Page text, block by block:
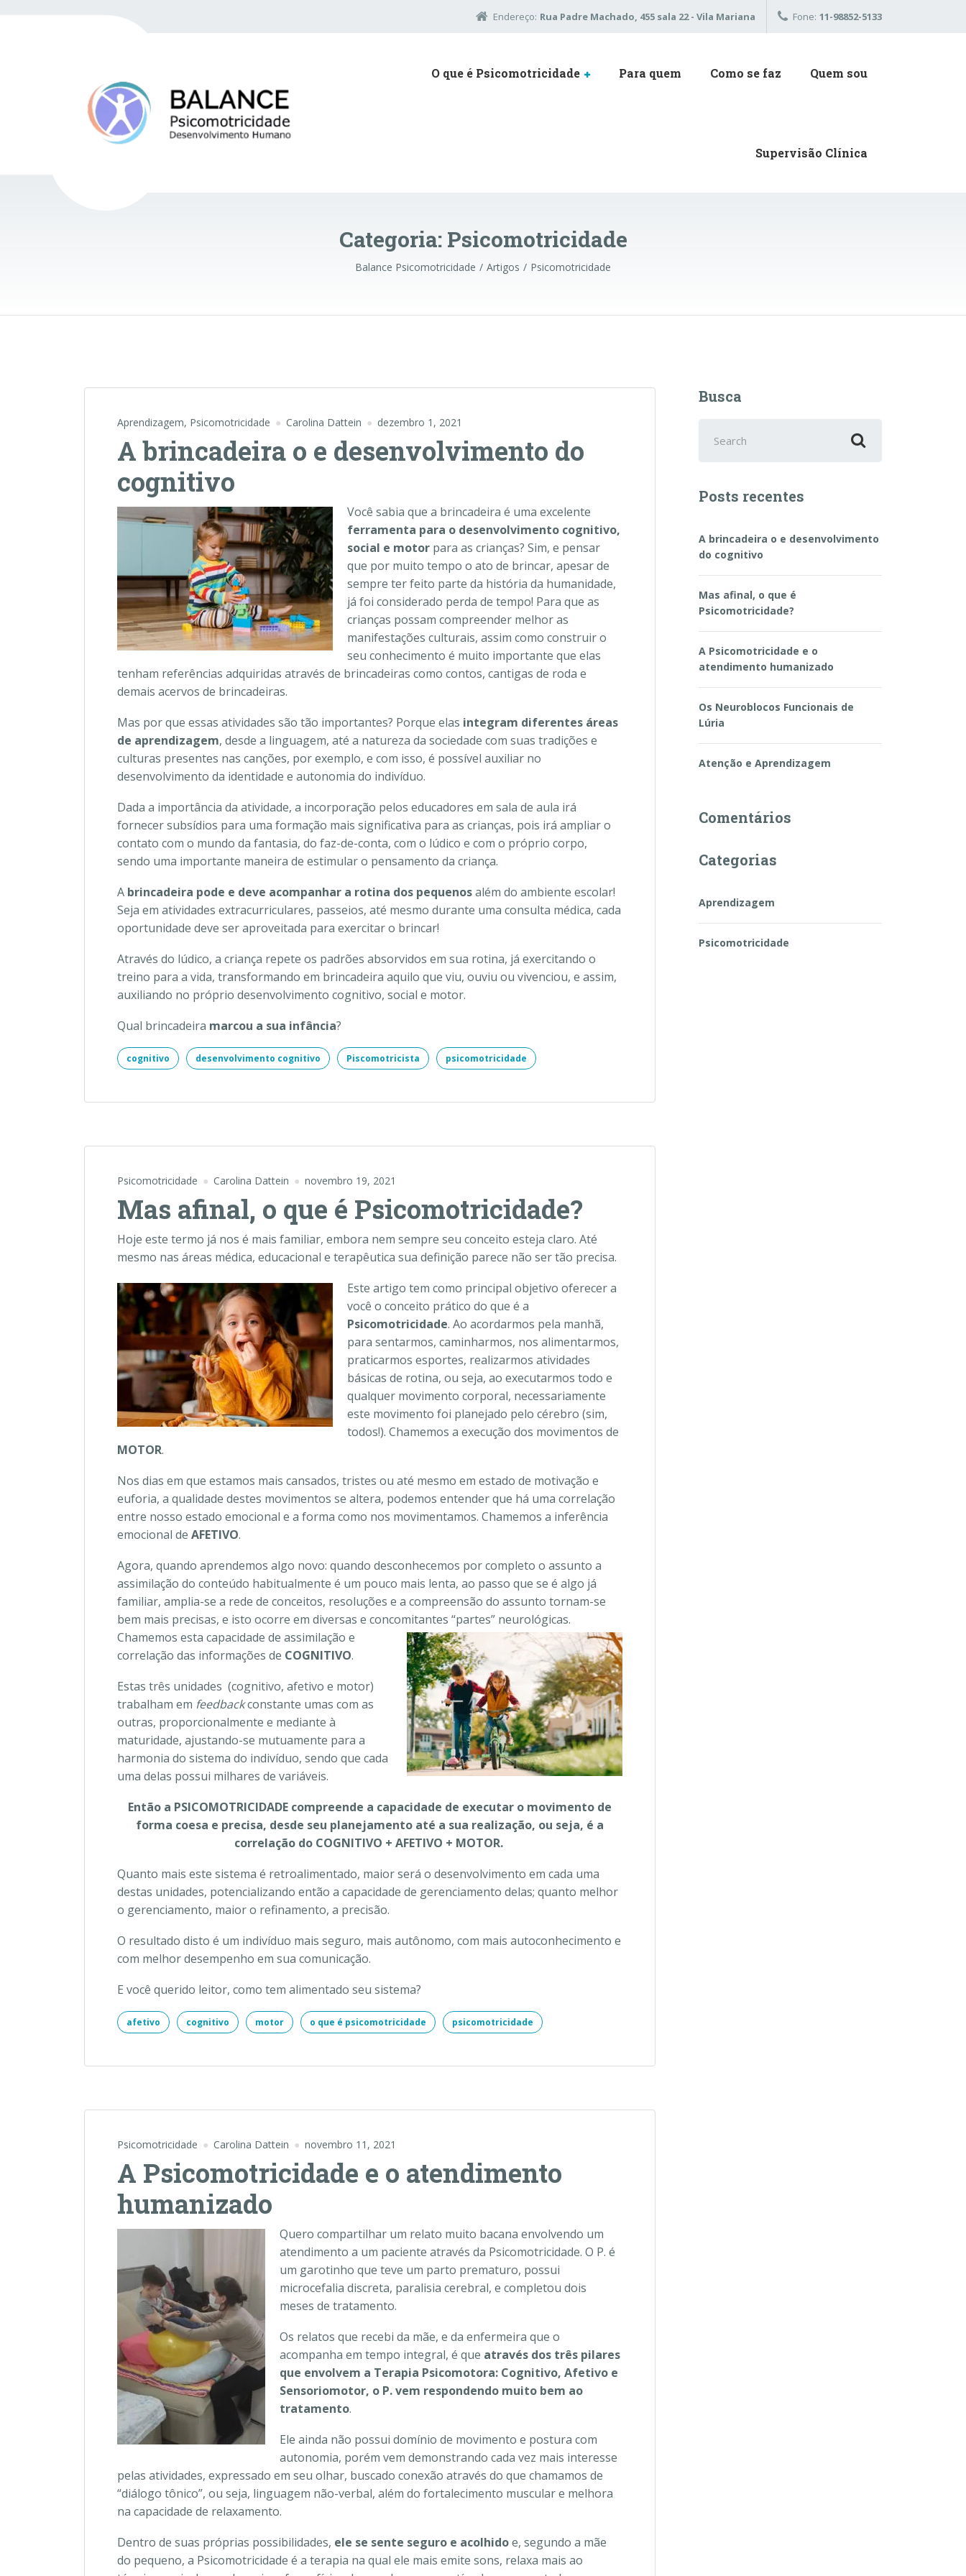
Endereço: Rua Padre Machado, 455 sala 22 - Vila Mariana Fone: 11-98852-5133
O que é Psicomotricidade Para quem Como se faz Quem sou
Supervisão Clínica
Categoria: Psicomotricidade
Balance Psicomotricidade Artigos Psicomotricidade
Aprendizagem, Psicomotricidade Carolina Dattein dezembro 1, 2021
A brincadeira o e desenvolvimento do
cognitivo
Você sabia que a brincadeira é uma excelente
ferramenta para o desenvolvimento cognitivo,
social e motor para as crianças? Sim, e pensar
que por muito tempo o ato de brincar, apesar de
sempre ter feito parte da história da humanidade,
já foi considerado perda de tempo! Para que as
crianças possam compreender melhor as
manifestações culturais, assim como construir o
seu conhecimento é muito importante que elas
tenham referências adquiridas através de brincadeiras como contos, cantigas de roda e
demais acervos de brincadeiras.
Mas por que essas atividades são tão importantes? Porque elas integram diferentes áreas
de aprendizagem, desde a linguagem, até a natureza da sociedade com suas tradições e
culturas presentes nas canções, por exemplo, e com isso, é possível auxiliar no
desenvolvimento da identidade e autonomia do indivíduo.
Dada a importância da atividade, a incorporação pelos educadores em sala de aula irá
fornecer subsídios para uma formação mais significativa para as crianças, pois irá ampliar o
contato com o mundo da fantasia, do faz-de-conta, com o lúdico e com o próprio corpo,
sendo uma importante maneira de estimular o pensamento da criança.
A brincadeira pode e deve acompanhar a rotina dos pequenosalém do ambiente escolar!
Seja em atividades extracurriculares, passeios, até mesmo durante uma consulta médica, cada
oportunidade deve ser aproveitada para exercitar o brincar!
Através do lúdico, a criança repete os padrões absorvidos em sua rotina, já exercitando o
treino para a vida, transformando em brincadeira aquilo que viu, ouviu ou vivenciou, e assim,
auxiliando no próprio desenvolvimento cognitivo, social e motor.
Qual brincadeira marcou a sua infância?
cognitivo desenvolvimento cognitivo Piscomotricista psicomotricidade
Psicomotricidade Carolina Dattein novembro 19, 2021
Mas afinal, o que é Psicomotricidade?
Hoje este termo já nos é mais familiar, embora nem sempre seu conceito esteja claro. Até
mesmo nas áreas médica, educacional e terapêutica sua definição parece não ser tão precisa.
Este artigo tem como principal objetivo oferecer a
você o conceito prático do que é a
Psicomotricidade. Ao acordarmos pela manhã,
para sentarmos, caminharmos, nos alimentarmos,
praticarmos esportes, realizarmos atividades
básicas de rotina, ou seja, ao executarmos todo e
qualquer movimento corporal, necessariamente
este movimento foi planejado pelo cérebro (sim,
todos!). Chamemos a execução dos movimentos de
MOTOR.
Nos dias em que estamos mais cansados, tristes ou até mesmo em estado de motivação e
euforia, a qualidade destes movimentos se altera, podemos entender que há uma correlação
entre nosso estado emocional e a forma como nos movimentamos. Chamemos a inferência
emocional de AFETIVO.
Agora, quando aprendemos algo novo: quando desconhecemos por completo o assunto a
assimilação do conteúdo habitualmente é um pouco mais lenta, ao passo que se é algo já
familiar, amplia-se a rede de conceitos, resoluções e a compreensão do assunto tornam-se
bem mais precisas, e isto ocorre em diversas e concomitantes “partes” neurológicas.
Chamemos esta capacidade de assimilação e
correlação das informações de COGNITIVO.
Estas três unidades (cognitivo, afetivo e motor)
trabalham em feedbackconstante umas com as
outras, proporcionalmente e mediante à
maturidade, ajustando-se mutuamente para a
harmonia do sistema do indivíduo, sendo que cada
uma delas possui milhares de variáveis.
Então a PSICOMOTRICIDADE compreende a capacidade de executar o movimento de
forma coesa e precisa, desde seu planejamento até a sua realização, ou seja, é a
correlação do COGNITIVO + AFETIVO + MOTOR.
Quanto mais este sistema é retroalimentado, maior será o desenvolvimento em cada uma
destas unidades, potencializando então a capacidade de gerenciamento delas; quanto melhor
o gerenciamento, maior o refinamento, a precisão.
O resultado disto é um indivíduo mais seguro, mais autônomo, com mais autoconhecimento e
com melhor desempenho em sua comunicação.
E você querido leitor, como tem alimentado seu sistema?
afetivo cognitivo motor o que é psicomotricidade psicomotricidade
Psicomotricidade Carolina Dattein novembro 11, 2021
A Psicomotricidade e o atendimento
humanizado
Quero compartilhar um relato muito bacana envolvendo um
atendimento a um paciente através da Psicomotricidade. O P. é
um garotinho que teve um parto prematuro, possui
microcefalia discreta, paralisia cerebral, e completou dois
meses de tratamento.
Os relatos que recebi da mãe, e da enfermeira que o
acompanha em tempo integral, é que através dos três pilares
que envolvem a Terapia Psicomotora: Cognitivo, Afetivo e
Sensoriomotor, o P. vem respondendo muito bem ao
tratamento.
Ele ainda não possui domínio de movimento e postura com
autonomia, porém vem demonstrando cada vez mais interesse
pelas atividades, expressado em seu olhar, buscado conexão através do que chamamos de
“diálogo tônico”, ou seja, linguagem não-verbal, além do fortalecimento muscular e melhora
na capacidade de relaxamento.
Dentro de suas próprias possibilidades, ele se sente seguro e acolhidoe, segundo a mãe
do pequeno, a Psicomotricidade é a terapia na qual ele mais emite sons, relaxa mais ao
Busca
por
Posts recentes
A brincadeira o e desenvolvimento
do cognitivo
Mas afinal, o que é
Psicomotricidade?
A Psicomotricidade e o
atendimento humanizado
Os Neuroblocos Funcionais de
Lúria
Atenção e Aprendizagem
Comentários
Categorias
Aprendizagem
Psicomotricidade